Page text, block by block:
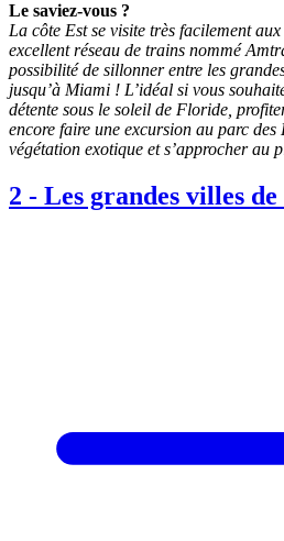
Le saviez-vous ?
La côte Est se visite très facilement
excellent réseau de trains nommé
possibilité de sillonner entre les
jusqu’à Miami ! L’idéal si vous
détente sous le soleil de Floride,
encore faire une excursion au parc
végétation exotique et s’approcher au
2 - Les grandes villes